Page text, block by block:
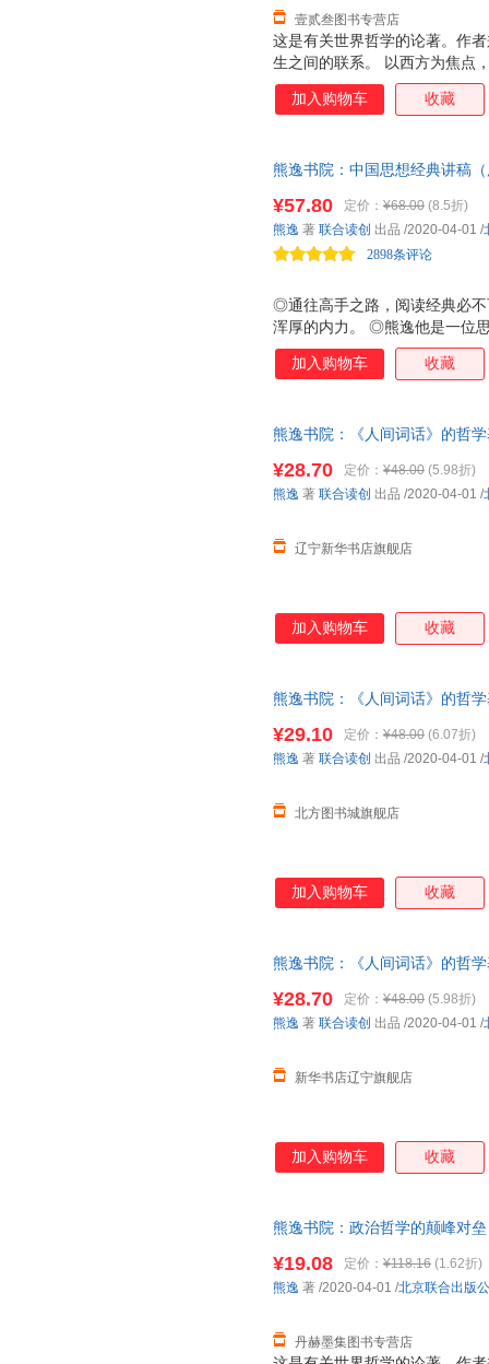
这是有关世界哲学的论著。作
生之间的联系。 以西方为焦点
者提供一个哲学、以及怎样应
逻辑方法。给喜爱哲学的读者
壹贰叁图书专营店
加入购物车 收藏
熊逸书院：中国思想经典讲稿
热门专栏《熊逸书院》首次结
宇、万维钢、俞敏洪推荐。
◎通往高手之路，阅读经典必
浑厚的内力。 ◎熊逸他是一位
的真名，他的知识图谱跨度极
精通。他在得到开了三门课程
的经典在今天貌似已经失去活
着我们。正是它们决定着 我们
¥57.80 定价： ¥68.00 (8.5折)
2898条评论
熊逸 著 联合读创 出品 /2020-04-01 /
加入购物车 收藏
熊逸书院：《人间词话》的哲
¥28.70 定价： ¥48.00 (5.98折)
辽宁新华书店旗舰店
熊逸 著 联合读创 出品 /2020-04-01 /
加入购物车 收藏
熊逸书院：《人间词话》的哲
版图书书籍
¥29.10 定价： ¥48.00 (6.07折)
北方图书城旗舰店
熊逸 著 联合读创 出品 /2020-04-01 /
加入购物车 收藏
熊逸书院：《人间词话》的哲
货 电子发票
¥28.70 定价： ¥48.00 (5.98折)
新华书店辽宁旗舰店
熊逸 著 联合读创 出品 /2020-04-01 /
加入购物车 收藏
熊逸书院：政治哲学的颠峰对
¥19.08 定价： ¥118.16 (1.62折)
丹赫墨集图书专营店
熊逸 著 /2020-04-01 /北京联合出版